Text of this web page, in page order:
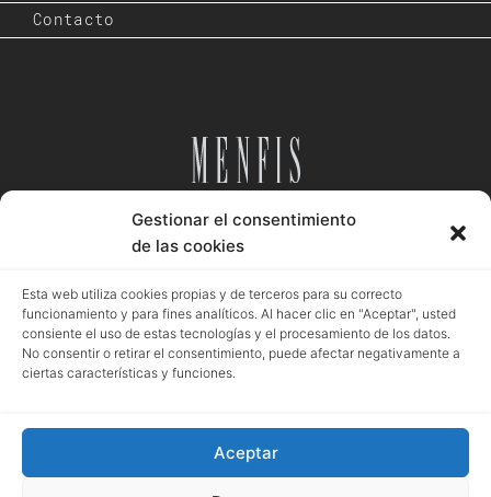
Gestionar el consentimiento
de las cookies
Esta web utiliza cookies propias y de terceros para su correcto
funcionamiento y para fines analíticos. Al hacer clic en "Aceptar", usted
consiente el uso de estas tecnologías y el procesamiento de los datos.
No consentir o retirar el consentimiento, puede afectar negativamente a
ciertas características y funciones.
Aceptar
Contacto
Desde 1984
Aviso legal Política privacidad Política cookies
Registro mercantil de Granada | Menfis Granada Sociedad Limitada | Pza.
Pescadería, 6. Granada | B18043364 | EUID: ES18020.000002976 | Hoja GR-